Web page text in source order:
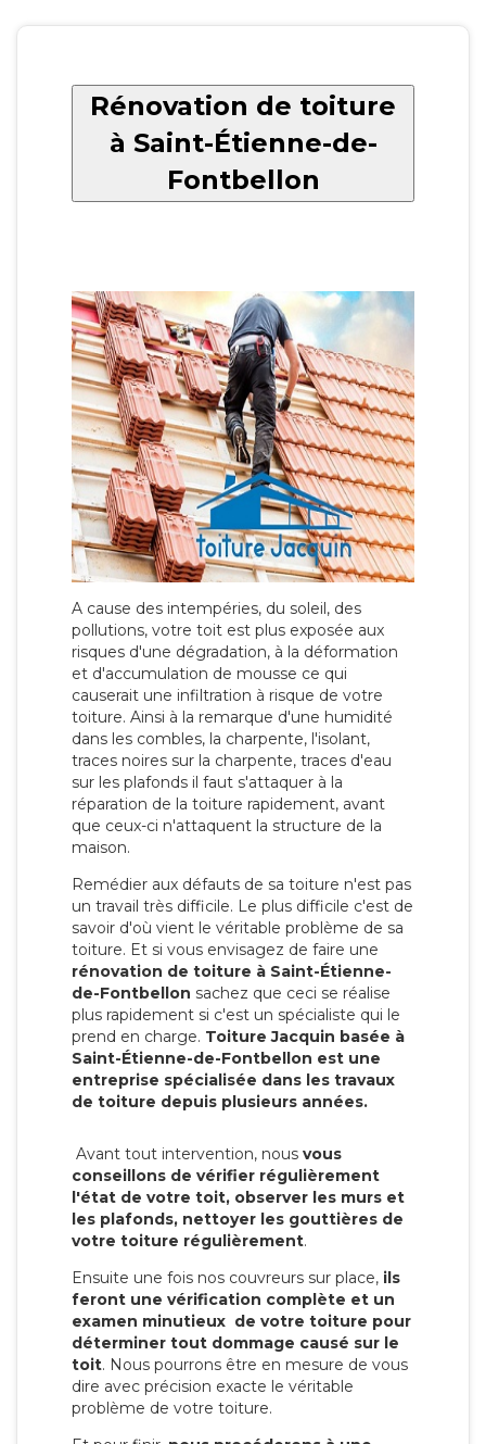
Rénovation de toiture
à Saint-Étienne-de-
Fontbellon
A cause des intempéries, du soleil, des
pollutions, votre toit est plus exposée aux
risques d'une dégradation, à la déformation
et d'accumulation de mousse ce qui
causerait une infiltration à risque de votre
toiture. Ainsi à la remarque d'une humidité
dans les combles, la charpente, l'isolant,
traces noires sur la charpente, traces d'eau
sur les plafonds il faut s'attaquer à la
réparation de la toiture rapidement, avant
que ceux-ci n'attaquent la structure de la
maison.
Remédier aux défauts de sa toiture n'est pas
un travail très difficile. Le plus difficile c'est de
savoir d'où vient le véritable problème de sa
toiture. Et si vous envisagez de faire une
rénovation de toiture à Saint-Étienne-
de-Fontbellon sachez que ceci se réalise
plus rapidement si c'est un spécialiste qui le
prend en charge. Toiture Jacquin basée à
Saint-Étienne-de-Fontbellon est une
entreprise spécialisée dans les travaux
de toiture depuis plusieurs années.
Avant tout intervention, nous vous
conseillons de vérifier régulièrement
l'état de votre toit, observer les murs et
les plafonds, nettoyer les gouttières de
votre toiture régulièrement.
Ensuite une fois nos couvreurs sur place, ils
feront une vérification complète et un
examen minutieux de votre toiture pour
déterminer tout dommage causé sur le
toit. Nous pourrons être en mesure de vous
dire avec précision exacte le véritable
problème de votre toiture.